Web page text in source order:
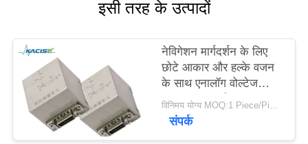
एक
बोली
का
अनुरोध
इसी तरह के उत्पादों
नेविगेशन मार्गदर्शन के लिए
छोटे आकार और हल्के वजन
के साथ एनालॉग वोल्टेज
आउटपुट जड़त्वीय मापन
इकाई आईएमयू
विनिमय योग्य MOQ:1 Piece/Pieces
संपर्क